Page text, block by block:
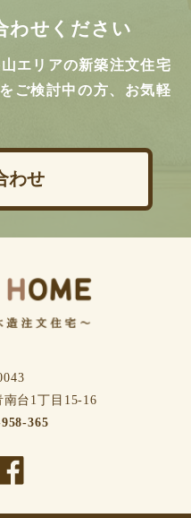
わせください
エリアの新築注文住宅
ご検討中の方、お気軽
わせ
台1丁⽬15-16
365